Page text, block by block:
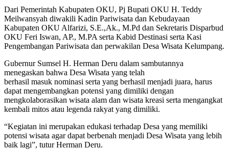
Dari Pemerintah Kabupaten OKU, Pj Bupati OKU H. Teddy
Meilwansyah diwakili Kadin Pariwisata dan Kebudayaan
Kabupaten OKU Alfarizi, S.E.,Ak., M.Pd dan Sekretaris Disparbud
OKU Feri Iswan, AP., M.PA serta Kabid Destinasi serta Kasi
Pengembangan Pariwisata dan perwakilan Desa Wisata Kelumpang.
Gubernur Sumsel H. Herman Deru dalam sambutannya
menegaskan bahwa Desa Wisata yang telah
berhasil masuk nominasi serta yang berhasil menjadi juara, harus
dapat mengembangkan potensi yang dimiliki dengan
mengkolaborasikan wisata alam dan wisata kreasi serta mengangkat
kembali mitos atau legenda rakyat yang dimiliki.
“Kegiatan ini merupakan edukasi terhadap Desa yang memiliki
potensi wisata agar dapat berbenah menjadi Desa Wisata yang lebih
baik lagi”, tutur Herman Deru.